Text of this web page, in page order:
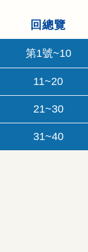
回總覽
第1號~10
11~20
21~30
31~40